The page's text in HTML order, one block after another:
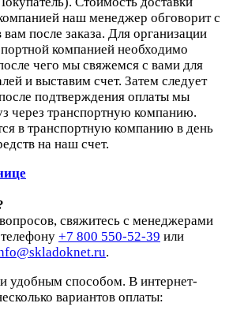
наш менеджер обговорит с
после заказа. Для организации
компанией необходимо
чего мы свяжемся с вами для
и выставим счет. Затем следует
подтверждения оплаты мы
через транспортную компанию.
в транспортную компанию в день
на наш счет.
свяжитесь с менеджерами
+7 800 550-52-39 или
.
удобным способом. В интернет-
вариантов оплаты: